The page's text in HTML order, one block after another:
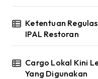
Ketentuan
IPAL Restoran
Cargo Lokal Kini
Yang Digunakan